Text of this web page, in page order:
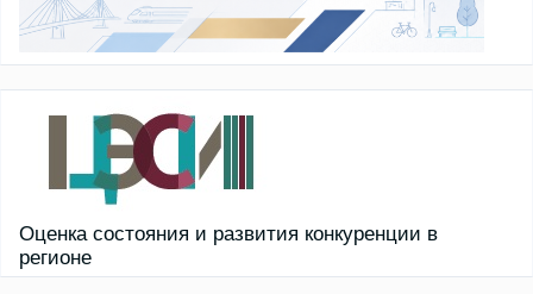
Оценка состояния и развития конкуренции в
регионе